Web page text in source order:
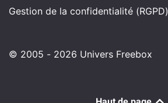
Gestion de la confidentialité (RGPD)
© 2005 - 2026 Univers Freebox